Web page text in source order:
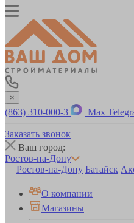
×
(863) 310-000-3 Max
Заказать звонок
Ваш город:
Ростов-на-Дону
Ростов-на-Дону Батайск
О компании
Магазины